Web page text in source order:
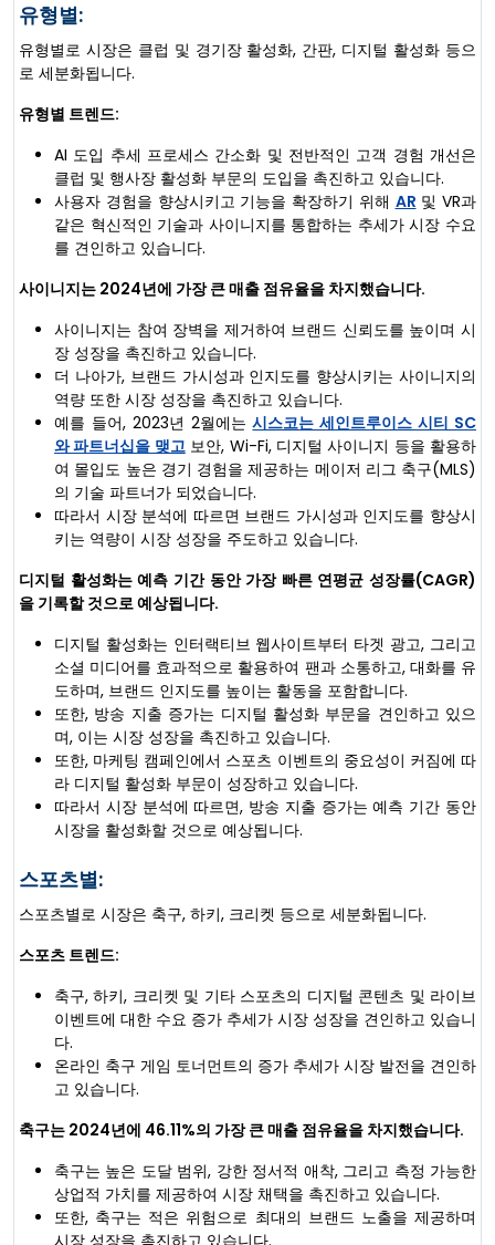
유형별:
유형별로 시장은 클럽 및 경기장 활성화, 간판, 디지털 활성화 등으
로 세분화됩니다.
유형별 트렌드:
AI 도입 추세 프로세스 간소화 및 전반적인 고객 경험 개선은
클럽 및 행사장 활성화 부문의 도입을 촉진하고 있습니다.
사용자 경험을 향상시키고 기능을 확장하기 위해 AR 및 VR과
같은 혁신적인 기술과 사이니지를 통합하는 추세가 시장 수요
를 견인하고 있습니다.
사이니지는 2024년에 가장 큰 매출 점유율을 차지했습니다.
사이니지는 참여 장벽을 제거하여 브랜드 신뢰도를 높이며 시
장 성장을 촉진하고 있습니다.
더 나아가, 브랜드 가시성과 인지도를 향상시키는 사이니지의
역량 또한 시장 성장을 촉진하고 있습니다.
예를 들어, 2023년 2월에는시스코는 세인트루이스 시티 SC
와 파트너십을 맺고보안, Wi-Fi, 디지털 사이니지 등을 활용하
여 몰입도 높은 경기 경험을 제공하는 메이저 리그 축구(MLS)
의 기술 파트너가 되었습니다.
따라서 시장 분석에 따르면 브랜드 가시성과 인지도를 향상시
키는 역량이 시장 성장을 주도하고 있습니다.
디지털 활성화는 예측 기간 동안 가장 빠른 연평균 성장률(CAGR)
을 기록할 것으로 예상됩니다.
디지털 활성화는 인터랙티브 웹사이트부터 타겟 광고, 그리고
소셜 미디어를 효과적으로 활용하여 팬과 소통하고, 대화를 유
도하며, 브랜드 인지도를 높이는 활동을 포함합니다.
또한, 방송 지출 증가는 디지털 활성화 부문을 견인하고 있으
며, 이는 시장 성장을 촉진하고 있습니다.
또한, 마케팅 캠페인에서 스포츠 이벤트의 중요성이 커짐에 따
라 디지털 활성화 부문이 성장하고 있습니다.
따라서 시장 분석에 따르면, 방송 지출 증가는 예측 기간 동안
시장을 활성화할 것으로 예상됩니다.
스포츠별:
스포츠별로 시장은 축구, 하키, 크리켓 등으로 세분화됩니다.
스포츠 트렌드:
축구, 하키, 크리켓 및 기타 스포츠의 디지털 콘텐츠 및 라이브
이벤트에 대한 수요 증가 추세가 시장 성장을 견인하고 있습니
다.
온라인 축구 게임 토너먼트의 증가 추세가 시장 발전을 견인하
고 있습니다.
축구는 2024년에 46.11%의 가장 큰 매출 점유율을 차지했습니다.
축구는 높은 도달 범위, 강한 정서적 애착, 그리고 측정 가능한
상업적 가치를 제공하여 시장 채택을 촉진하고 있습니다.
또한, 축구는 적은 위험으로 최대의 브랜드 노출을 제공하며
시장 성장을 촉진하고 있습니다.